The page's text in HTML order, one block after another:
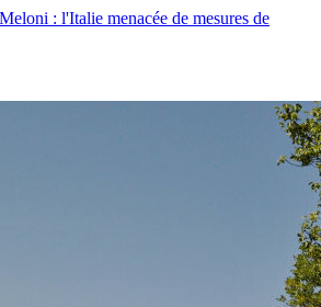
: l'Italie menacée de mesures de